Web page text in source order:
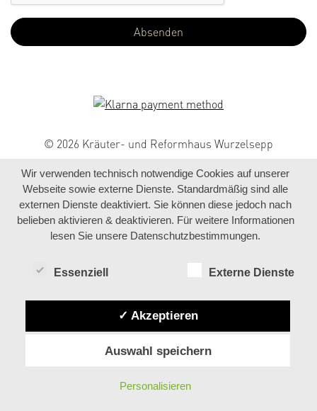
© 2026 Kräuter- und Reformhaus Wurzelsepp
Wir verwenden technisch notwendige Cookies auf unserer
Webseite sowie externe Dienste. Standardmäßig sind alle
externen Dienste deaktiviert. Sie können diese jedoch nach
belieben aktivieren & deaktivieren. Für weitere Informationen
lesen Sie unsere Datenschutzbestimmungen.
Essenziell Externe Dienste
✓ Akzeptieren
Auswahl speichern
Personalisieren